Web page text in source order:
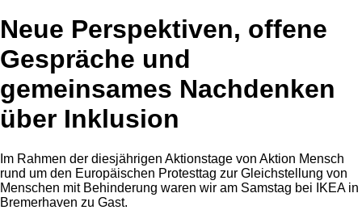
Neue Perspektiven, offene
Gespräche und
gemeinsames Nachdenken
über Inklusion
Im Rahmen der diesjährigen Aktionstage von Aktion Mensch
rund um den Europäischen Protesttag zur Gleichstellung von
Menschen mit Behinderung waren wir am Samstag bei IKEA in
Bremerhaven zu Gast.